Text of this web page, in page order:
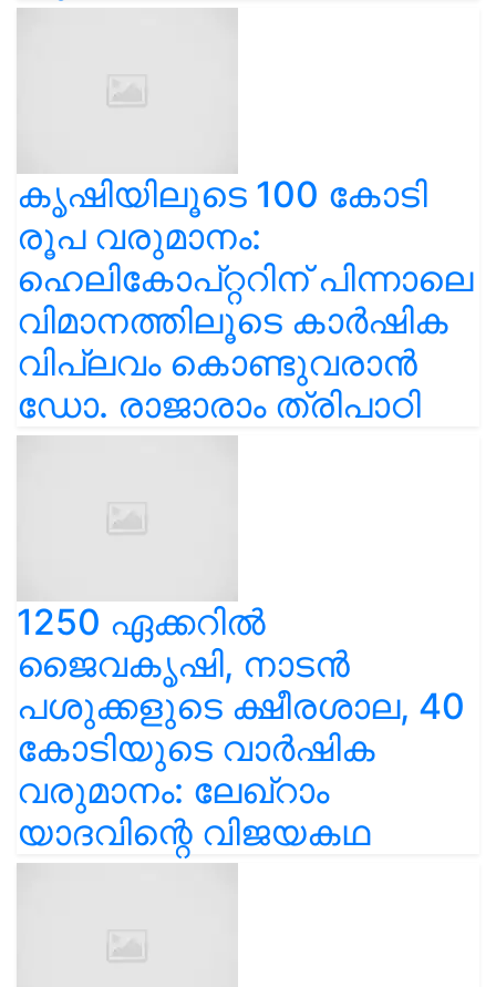
കൃഷിയിലൂടെ 100 കോടി
രൂപ വരുമാനം:
ഹെലികോപ്റ്ററിന് പിന്നാലെ
വിമാനത്തിലൂടെ കാർഷിക
വിപ്ലവം കൊണ്ടുവരാൻ
ഡോ. രാജാരാം ത്രിപാഠി
1250 ഏക്കറിൽ
ജൈവകൃഷി, നാടൻ
പശുക്കളുടെ ക്ഷീരശാല, 40
കോടിയുടെ വാർഷിക
വരുമാനം: ലേഖ്‌റാം
യാദവിന്റെ വിജയകഥ